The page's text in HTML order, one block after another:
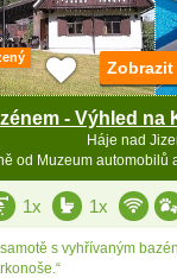
Háje nad
od Muzeum automobilů
1x 1x
s vyhřívaným